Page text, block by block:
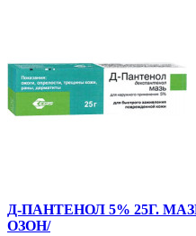
Д-ПАНТЕНОЛ 5% 25Г.
ОЗОН/